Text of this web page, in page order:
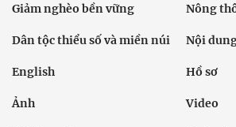
Giảm nghèo bền vững Nông
Dân tộc thiểu số và miền núi Nội
English Hồ sơ
Ảnh Video